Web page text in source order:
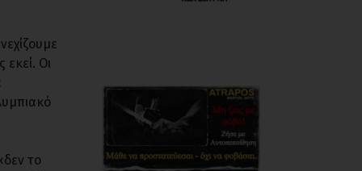
Οι
το